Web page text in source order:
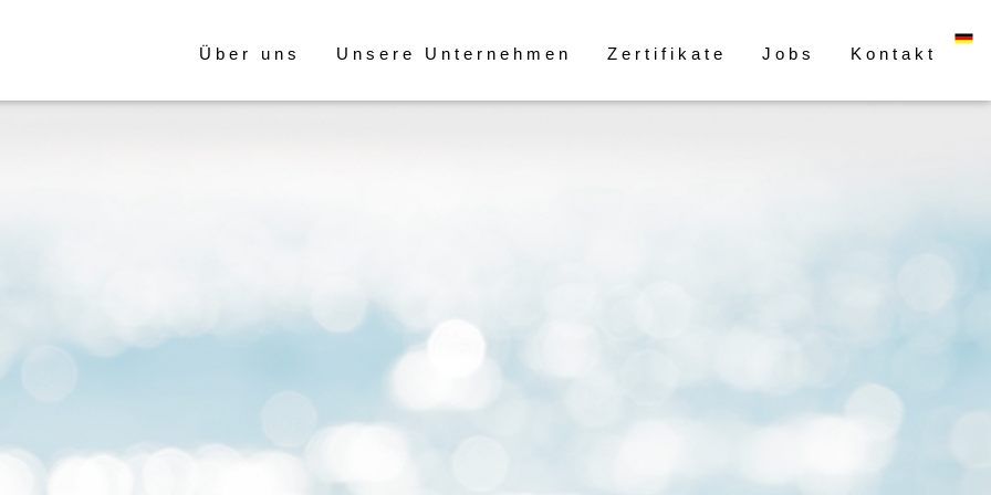
Über uns Unsere Unternehmen Zertifikate Jobs Kontakt